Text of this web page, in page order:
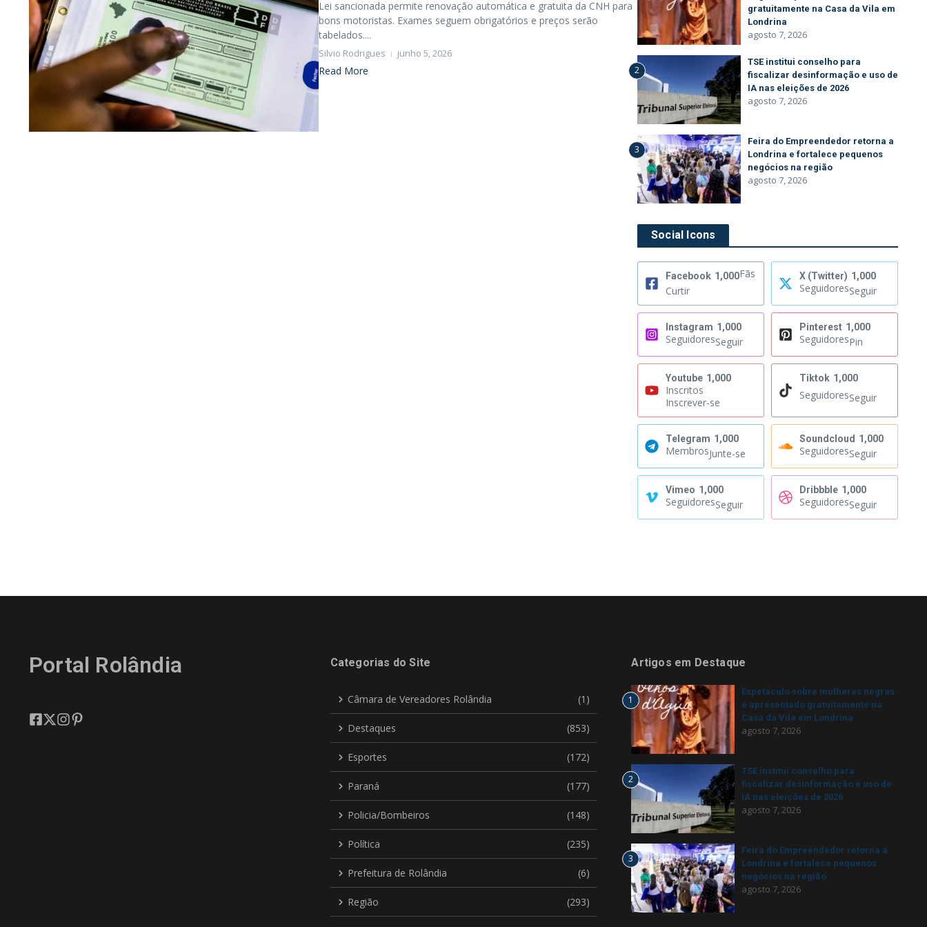
Lei sancionada permite renovação automática e gratuita da CNH para
bons motoristas. Exames seguem obrigatórios e preços serão
tabelados....
Silvio Rodrigues junho 5, 2026
Read More
gratuitamente na Casa da Vila em
Londrina
agosto 7, 2026
2
TSE institui conselho para
fiscalizar desinformação e uso de
IA nas eleições de 2026
agosto 7, 2026
3
Feira do Empreendedor retorna a
Londrina e fortalece pequenos
negócios na região
agosto 7, 2026
Social Icons
Facebook 1,000Fãs
Curtir
X (Twitter) 1,000
SeguidoresSeguir
Instagram 1,000
SeguidoresSeguir
Pinterest 1,000
SeguidoresPin
Youtube 1,000
Inscritos
Inscrever-se
Tiktok 1,000
SeguidoresSeguir
Telegram 1,000
MembrosJunte-se
Soundcloud 1,000
SeguidoresSeguir
Vimeo 1,000
SeguidoresSeguir
Dribbble 1,000
SeguidoresSeguir
Portal Rolândia Categorias do Site
Câmara de Vereadores Rolândia (1)
Destaques (853)
Esportes (172)
Paraná (177)
Policia/Bombeiros (148)
Política (235)
Prefeitura de Rolândia (6)
Região (293)
Artigos em Destaque
1
Espetáculo sobre mulheres negras
é apresentado gratuitamente na
Casa da Vila em Londrina
agosto 7, 2026
2
TSE institui conselho para
fiscalizar desinformação e uso de
IA nas eleições de 2026
agosto 7, 2026
3
Feira do Empreendedor retorna a
Londrina e fortalece pequenos
negócios na região
agosto 7, 2026